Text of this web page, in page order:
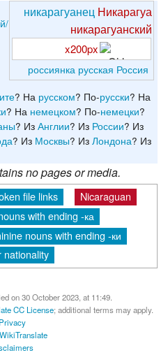
никарагуанец Никарагуа
никарагуанский
x200px
россиянка русская Россия
? На русском? По-русски? На
? На немецком? По-немецки?
? ИзАнглии? Из России? Из
? Из Москвы? ИзЛондона? Из
no pages or media.
file links
Nicaraguan
with ending -ка
nouns with ending -ки
nationality
on 30 October 2023, at 11:49.
CC License; additional terms may apply.
Privacy